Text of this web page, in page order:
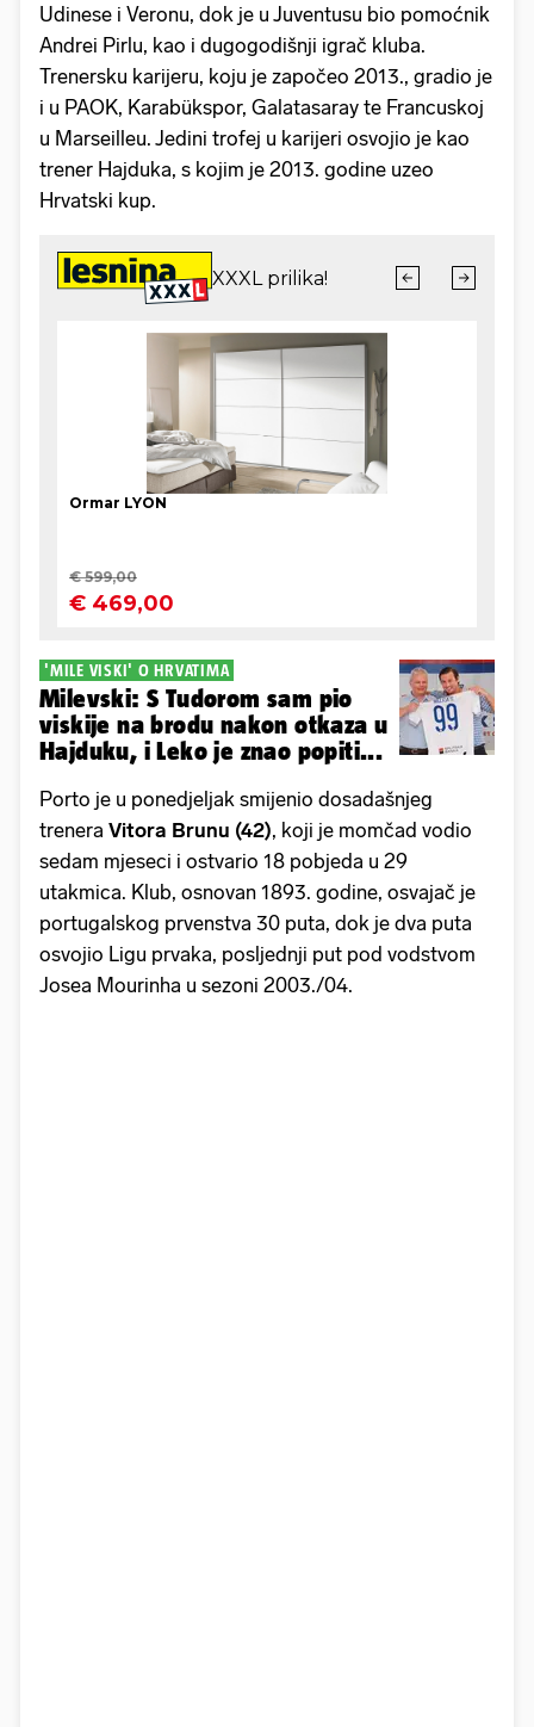
Udinese i Veronu, dok je u Juventusu bio pomoćnik
Andrei Pirlu, kao i dugogodišnji igrač kluba.
Trenersku karijeru, koju je započeo 2013., gradio je
i u PAOK, Karabükspor, Galatasaray te Francuskoj
u Marseilleu. Jedini trofej u karijeri osvojio je kao
trener Hajduka, s kojim je 2013. godine uzeo
Hrvatski kup.
'MILE VISKI' O HRVATIMA
Milevski: S Tudorom sam pio
viskije na brodu nakon otkaza u
Hajduku, i Leko je znao popiti...
Porto je u ponedjeljak smijenio dosadašnjeg
trenera Vitora Brunu (42), koji je momčad vodio
sedam mjeseci i ostvario 18 pobjeda u 29
utakmica. Klub, osnovan 1893. godine, osvajač je
portugalskog prvenstva 30 puta, dok je dva puta
osvojio Ligu prvaka, posljednji put pod vodstvom
Josea Mourinha u sezoni 2003./04.